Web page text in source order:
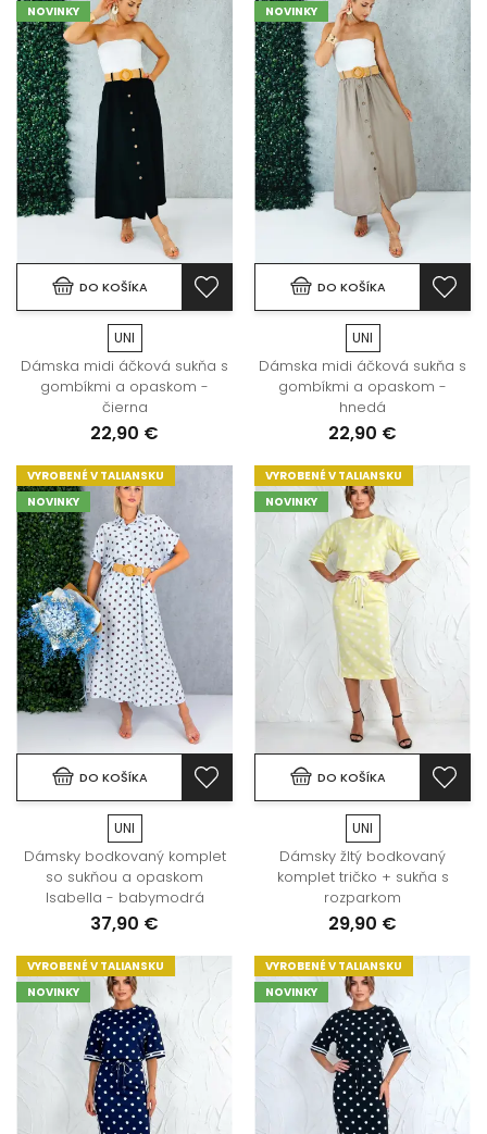
NOVINKY
DO KOŠÍKA
UNI
Dámska midi áčková sukňa s
gombíkmi a opaskom -
čierna
22,90 €
NOVINKY
DO KOŠÍKA
UNI
Dámska midi áčková sukňa s
gombíkmi a opaskom -
hnedá
22,90 €
VYROBENÉ V TALIANSKU
NOVINKY
DO KOŠÍKA
UNI
Dámsky bodkovaný komplet
so sukňou a opaskom
Isabella - babymodrá
37,90 €
VYROBENÉ V TALIANSKU
NOVINKY
DO KOŠÍKA
UNI
Dámsky žltý bodkovaný
komplet tričko + sukňa s
rozparkom
29,90 €
VYROBENÉ V TALIANSKU
NOVINKY
VYROBENÉ V TALIANSKU
NOVINKY